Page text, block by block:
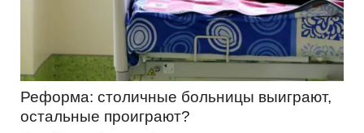
Реформа: столичные больницы выиграют,
остальные проиграют?